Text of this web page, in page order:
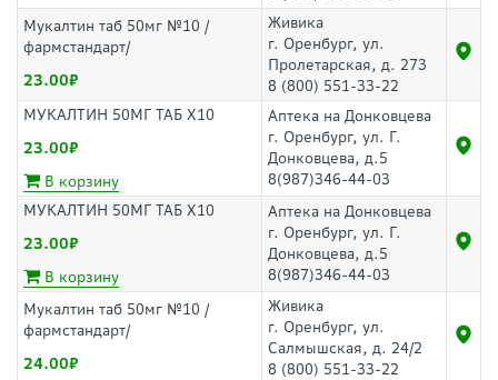
Мукалтин таб 50мг №10 /
фармстандарт/
23.00
Живика
г. Оренбург, ул.
Пролетарская, д. 273
8 (800) 551-33-22
МУКАЛТИН 50МГ ТАБ Х10
23.00
В корзину
Аптека на Донковцева
г. Оренбург, ул. Г.
Донковцева, д.5
8(987)346-44-03
МУКАЛТИН 50МГ ТАБ Х10
23.00
В корзину
Аптека на Донковцева
г. Оренбург, ул. Г.
Донковцева, д.5
8(987)346-44-03
Мукалтин таб 50мг №10 /
фармстандарт/
24.00
Живика
г. Оренбург, ул.
Салмышская, д. 24/2
8 (800) 551-33-22